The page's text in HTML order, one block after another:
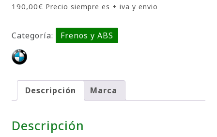
190,00€ Precio siempre es + iva y envio
Categoría: Frenos y ABS
Descripción Marca
Descripción